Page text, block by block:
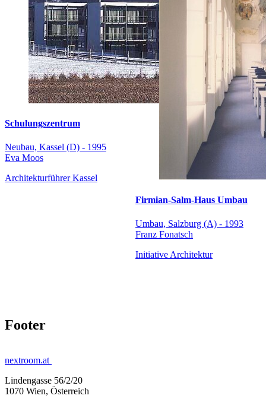
Schulungszentrum
Neubau, Kassel (D) - 1995
Eva Moos
Architekturführer Kassel
Firmian-Salm-Haus Umbau
Umbau, Salzburg (A) - 1993
Franz Fonatsch
Initiative Architektur
Footer
nextroom.at
Lindengasse 56/2/20
1070 Wien, Österreich